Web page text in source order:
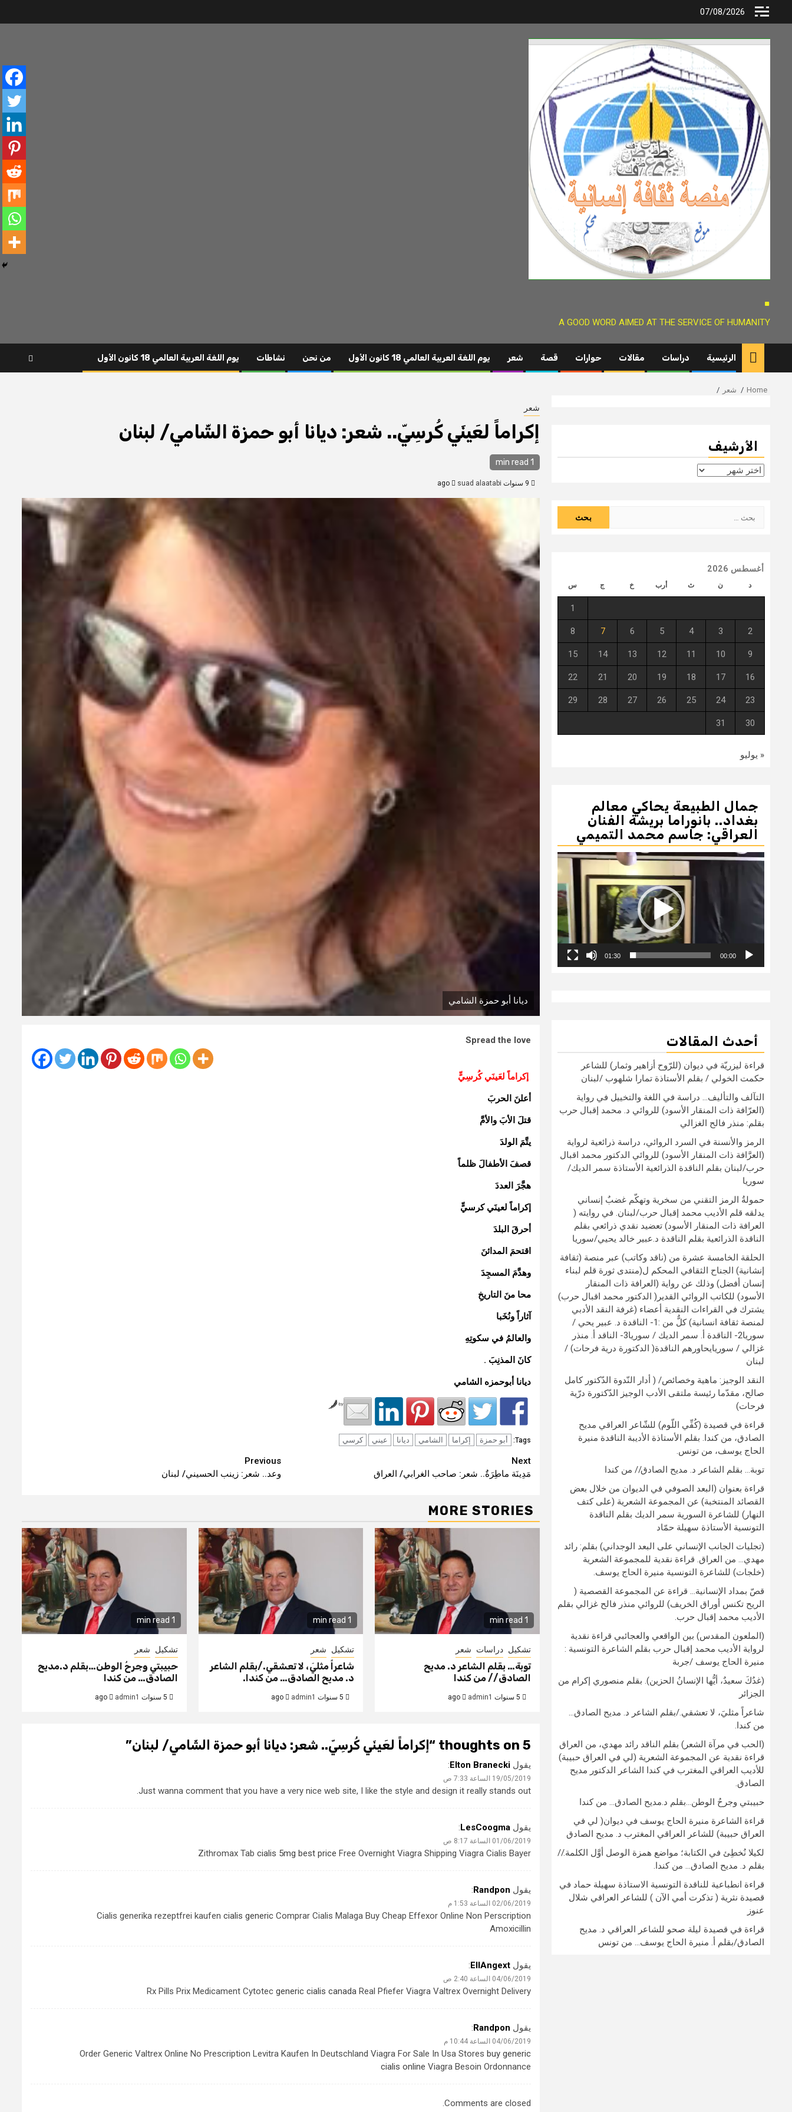
07/08/2026
.
A GOOD WORD AIMED AT THE SERVICE OF HUMANITY
الرئيسية دراسات مقالات حوارات قصة شعر يوم اللغة العربية العالمي 18 كانون الأول من نحن نشاطات يوم اللغة العربية العالمي 18 كانون الأول
Home شعر
شعر
إكراماً لعَينَي كُرسِيّ.. شعر: ديانا أبو حمزة الشّامي/ لبنان
1 min read
suad alaatabi
ديانا أبو حمزة الشامي
Spread the love
إكراماً لعَينَي كُرسِيٍّ
أعلنَ الحربَ
قتلَ الأبَ والأمَّ
يتَّمَ الولدَ
قصفَ الأطفالَ ظلماً
هجَّرَ العددَ
إكراماً لعينَي كرسيٍّ
أحرقَ البلدَ
اقتحمَ المدائنَ
وهدَّمَ المسجِدَ
محا منَ التاريخِ
آثاراً ونُخَبا
والعالمُ في سكوتِهِ
كانَ المذنِبَ .
ديانا أبوحمزه الشامي
by
Tags: أبو حمزة إكراما الشامي ديانا عيني كرسي
Continue
Reading
Previous
وعد.. شعر: زينب الحسيني/ لبنان
Next
مَدِينَة ماطِرَةٌ.. شعر: صاحب الغرابي/ العراق
MORE STORIES
1 min read
تشكيل دراسات شعر
توبة… بقلم الشاعر د. مديح
الصادق// من كندا
admin1
1 min read
تشكيل شعر
شاعراً مثليَ، لا تعشقي./بقلم الشاعر
د. مديح الصادق… من كندا.
admin1
1 min read
تشكيل شعر
حبيبتي وجرحُ الوطن…بقلم د.مديح
الصادق… من كندا
admin1
5 thoughts on “ إكراماً لعَينَي كُرسِيّ.. شعر: ديانا أبو حمزة الشّامي/ لبنان”
يقول Elton Branecki
:
19/05/2019 الساعة 7:33 ص
Just wanna comment that you have a very nice web site, I like the style and design it really stands out.
يقول LesCoogma
:
01/06/2019 الساعة 8:17 ص
Zithromax Tab cialis 5mg best price Free Overnight Viagra Shipping Viagra Cialis Bayer
يقول Randpon
:
02/06/2019 الساعة 1:53 م
Cialis generika rezeptfrei kaufen cialis generic Comprar Cialis Malaga Buy Cheap Effexor Online Non Perscription
Amoxicillin
يقول EllAngext
:
04/06/2019 الساعة 2:40 ص
Rx Pills Prix Medicament Cytotec generic cialis canada Real Pfiefer Viagra Valtrex Overnight Delivery
يقول Randpon
:
04/06/2019 الساعة 10:44 م
Order Generic Valtrex Online No Prescription Levitra Kaufen In Deutschland Viagra For Sale In Usa Stores buy generic
cialis online Viagra Besoin Ordonnance
Comments are closed.
الأرشيف
الأرشيف
أغسطس 2026
د ن ث أرب خ ج س
1
2
3
4
5
6
7
8
9
10
11
12
13
14
15
16
17
18
19
20
21
22
23
24
25
26
27
28
29
30
31
« يوليو
جمال الطبيعة يحاكي معالم
بغداد.. بانوراما بريشة الفنان
العراقي: جاسم محمد التميمي
مشغل
00:00
01:30
أحدث المقالات
قراءة ليزريّة في ديوان (للرّوح أزاهير وثمار) للشاعر
حكمت الخولي / بقلم الأستاذة تمارا شلهوب /لبنان
التآلف والتأليف… دراسة في اللغة والتخييل في رواية
(العرّافة ذات المنقار الأسود) للروائي د. محمد إقبال حرب
بقلم: منذر فالح الغزالي
الرمز والأنسنة في السرد الروائي، دراسة ذرائعية لرواية
(العرَّافة ذات المنقار الأسود) للروائي الدكتور محمد اقبال
حرب/لبنان بقلم الناقدة الذرائعية الأستاذة سمر الديك/
سوريا
حمولةُ الرمز التقني من سخرية وتهكّم غضبٌ إنساني
يدلقه قلم الأديب محمد إقبال حرب/لبنان. في روايته (
العرافة ذات المنقار الأسود) تعضيد نقدي ذرائعي بقلم
الناقدة الذرائعية بقلم الناقدة د.عبير خالد يحيي/سوريا
الحلقة الخامسة عشرة من (ناقد وكاتب) عبر منصة (ثقافة
إنشانية) الجناح الثقافي المحكم ل(منتدى ثورة قلم لبناء
إنسان أفضل) وذلك عن رواية (العرافة ذات المنقار
الأسود) للكاتب الروائي القدير( الدكتور محمد اقبال حرب)
يشترك في القراءات النقدية أعضاء (غرفة النقد الأدبي
لمنصة ثقافة انسانية) كلٌّ من :1- الناقدة د. عبير يحي /
سوريا2- الناقدة أ. سمر الديك / سوريا3- الناقد أ. منذر
غزالي / سوريايحاورهم الناقدة( الدكتورة درية فرحات) /
لبنان
النقد الوجيز: ماهية وخصائص/ ( أدار النّدوة الدّكتور كامل
صالح، مقدّما رئيسة ملتقى الأدب الوجيز الدّكتورة درّية
فرحات)
قراءة في قصيدة (كُفِّي اللّوم) للشّاعر العراقي مديح
الصادق، من كندا. بقلم الأستاذة الأديبة الناقدة منيرة
الحاج يوسف، من تونس.
توبة… بقلم الشاعر د. مديح الصادق// من كندا
قراءة بعنوان (البعد الصوفي في الديوان من خلال بعض
القصائد المنتخبة) عن المجموعة الشعرية (على كتف
النهار) للشاعرة السورية سمر الديك بقلم الناقدة
التونسية الأستاذة سهيلة حمّاد
(تجليات الجانب الإنساني على البعد الوجداني) بقلم: رائد
مهدي… من العراق. قراءة نقدية للمجموعة الشعرية
(خلجات) للشاعرة التونسية منيرة الحاج يوسف.
قصّ بمداد الإنسانية… قراءة عن المجموعة القصصية (
الريح تكنس أوراق الخريف) للروائي منذر فالح غزالي بقلم
الأديب محمد إقبال حرب.
(الملعون المقدس) بين الواقعي والعجائبي قراءة نقدية
لرواية الأديب محمد إقبال حرب بقلم الشاعرة التونسية :
منيرة الحاج يوسف /جربة
(غدُكَ سعيدٌ، أيُّها الإنسانُ الحزين). بقلم منصوري إكرام من
الجزائر
شاعراً مثليَ، لا تعشقي./بقلم الشاعر د. مديح الصادق…
من كندا.
(الحب في مرآة الشعر) بقلم الناقد رائد مهدي، من العراق
قراءة نقدية عن المجموعة الشعرية (لي في العراق حبيبة)
للأديب العراقي المغترب في كندا الشاعر الدكتور مديح
الصادق.
حبيبتي وجرحُ الوطن…بقلم د.مديح الصادق… من كندا
قراءة الشاعرة منيرة الحاج يوسف في ديوان( لي في
العراق حبيبة) للشاعر العراقي المغترب د. مديح الصادق
لكيلا نُخطِئ في الكتابة؛ مواضع همزة الوصل أوَّل الكلمة.//
بقلم د. مديح الصادق… من كندا.
قراءة انطباعية للناقدة التونسية الاستاذة سهيلة حماد في
قصيدة نثرية ( تذكرت أمي الآن ) للشاعر العراقي شلال
عنوز
قراءة في قصيدة ليلة صحو للشاعر العراقي د. مديح
الصادق/بقلم أ. منيرة الحاج يوسف… من تونس